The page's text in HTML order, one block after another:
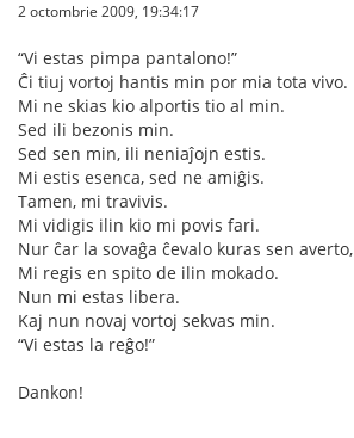
2 octombrie 2009, 19:34:17
“Vi estas pimpa pantalono!”
Ĉi tiuj vortoj hantis min por mia tota vivo.
Mi ne skias kio alportis tio al min.
Sed ili bezonis min.
Sed sen min, ili neniaĵojn estis.
Mi estis esenca, sed ne amiĝis.
Tamen, mi travivis.
Mi vidigis ilin kio mi povis fari.
Nur ĉar la sovaĝa ĉevalo kuras sen averto,
Mi regis en spito de ilin mokado.
Nun mi estas libera.
Kaj nun novaj vortoj sekvas min.
“Vi estas la reĝo!”
Dankon!